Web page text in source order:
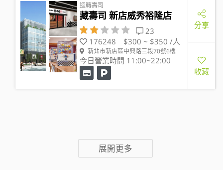
迴轉壽司
藏壽司 新店威秀裕隆店
23
176248
$300 ~ $350 /人
新北市新店區中興路三段70號6樓
今日營業時間 11:00~22:00
分享
收藏
展開更多